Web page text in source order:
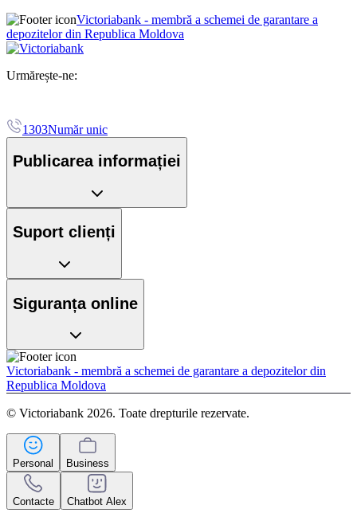
Victoriabank - membră a schemei de garantare a
depozitelor din Republica Moldova
Urmărește-ne:
1303Număr unic
Publicarea informației
Suport clienți
Siguranța online
Victoriabank - membră a schemei de garantare a depozitelor din
Republica Moldova
© Victoriabank 2026. Toate drepturile rezervate.
Personal Business
Contacte Chatbot Alex